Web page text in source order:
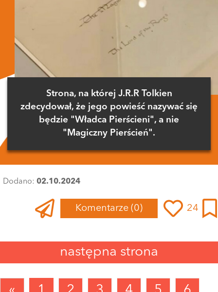
Strona, na której J.R.R Tolkien
zdecydował, że jego powieść nazywać się
będzie "Władca Pierścieni", a nie
"Magiczny Pierścień".
Dodano: 02.10.2024
Komentarze (0) 24
następna strona